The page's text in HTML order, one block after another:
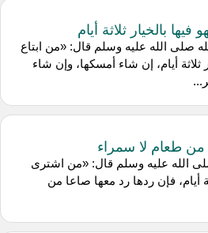
بالخيار ثلاثة أيام
صلى الله عليه وسلم قال: «من ابتاع
أيام، إن شاء أمسكها، وإن شاء
من طعام لا سمراء
الله عليه وسلم قال: «من اشترى
أيام، فإن ردها رد معها صاعا من